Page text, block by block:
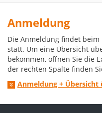
Anmeldung
Die Anmeldung findet
statt. Um eine Übersicht
bekommen, öffnen Sie die
der rechten Spalte finden
Anmeldung + Übersicht